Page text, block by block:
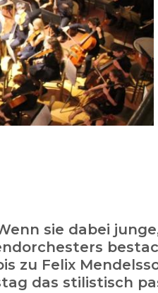
sie dabei
zu Felix
das stilistisch